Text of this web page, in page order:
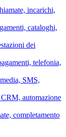
incarichi,
cataloghi,
dei
telefonia,
SMS,
automazione
completamento